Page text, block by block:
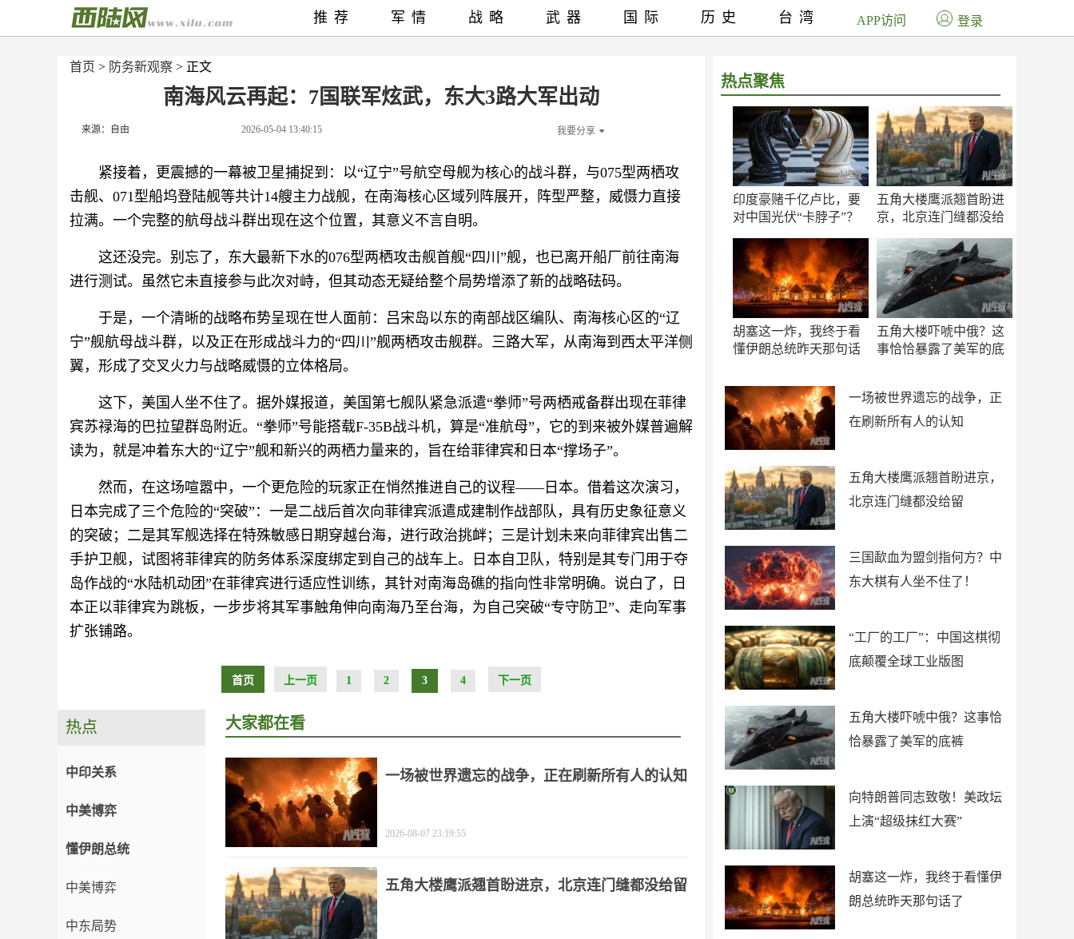
首页 > 防务新观察 > 正文
南海风云再起：7国联军炫武，东大3路大军出动
来源：自由 2026-05-04 13:40:15 我要分享
紧接着，更震撼的一幕被卫星捕捉到：以“辽宁”号航空母舰为核心的战斗群，与075型两栖攻
击舰、071型船坞登陆舰等共计14艘主力战舰，在南海核心区域列阵展开，阵型严整，威慑力直接
拉满。一个完整的航母战斗群出现在这个位置，其意义不言自明。
这还没完。别忘了，东大最新下水的076型两栖攻击舰首舰“四川”舰，也已离开船厂前往南海
进行测试。虽然它未直接参与此次对峙，但其动态无疑给整个局势增添了新的战略砝码。
于是，一个清晰的战略布势呈现在世人面前：吕宋岛以东的南部战区编队、南海核心区的“辽
宁”舰航母战斗群，以及正在形成战斗力的“四川”舰两栖攻击舰群。三路大军，从南海到西太平洋侧
翼，形成了交叉火力与战略威慑的立体格局。
这下，美国人坐不住了。据外媒报道，美国第七舰队紧急派遣“拳师”号两栖戒备群出现在菲律
宾苏禄海的巴拉望群岛附近。“拳师”号能搭载F-35B战斗机，算是“准航母”，它的到来被外媒普遍解
读为，就是冲着东大的“辽宁”舰和新兴的两栖力量来的，旨在给菲律宾和日本“撑场子”。
然而，在这场喧嚣中，一个更危险的玩家正在悄然推进自己的议程——日本。借着这次演习，
日本完成了三个危险的“突破”：一是二战后首次向菲律宾派遣成建制作战部队，具有历史象征意义
的突破；二是其军舰选择在特殊敏感日期穿越台海，进行政治挑衅；三是计划未来向菲律宾出售二
手护卫舰，试图将菲律宾的防务体系深度绑定到自己的战车上。日本自卫队，特别是其专门用于夺
岛作战的“水陆机动团”在菲律宾进行适应性训练，其针对南海岛礁的指向性非常明确。说白了，日
本正以菲律宾为跳板，一步步将其军事触角伸向南海乃至台海，为自己突破“专守防卫”、走向军事
扩张铺路。
首页 上一页 1 2 3 4 下一页
热点聚焦
印度豪赌千亿卢比，要
对中国光伏“卡脖子”？
五角大楼鹰派翘首盼进
京，北京连门缝都没给
胡塞这一炸，我终于看
懂伊朗总统昨天那句话
五角大楼吓唬中俄？这
事恰恰暴露了美军的底
一场被世界遗忘的战争，正
在刷新所有人的认知
五角大楼鹰派翘首盼进京，
北京连门缝都没给留
三国歃血为盟剑指何方？中
东大棋有人坐不住了！
“工厂的工厂”：中国这棋彻
底颠覆全球工业版图
五角大楼吓唬中俄？这事恰
恰暴露了美军的底裤
向特朗普同志致敬！美政坛
上演“超级抹红大赛”
胡塞这一炸，我终于看懂伊
朗总统昨天那句话了
推荐 军情 战略 武器 国际 历史 台湾 APP访问 登录
热点
中印关系
中美博弈
懂伊朗总统
中美博弈
中东局势
大家都在看
一场被世界遗忘的战争，正在刷新所有人的认知
2026-08-07 23:19:55
五角大楼鹰派翘首盼进京，北京连门缝都没给留